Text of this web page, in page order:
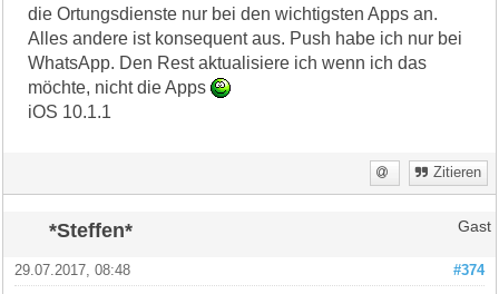
die Ortungsdienste nur bei den wichtigsten Apps an.
Alles andere ist konsequent aus. Push habe ich nur bei
WhatsApp. Den Rest aktualisiere ich wenn ich das
möchte, nicht die Apps
iOS 10.1.1
Zitieren
*Steffen* Gast
#374
29.07.2017, 08:48